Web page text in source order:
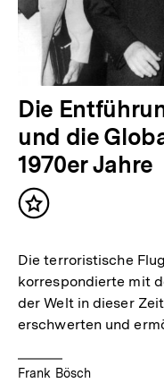
Die
und die
1970er Jahre
Inhalt
Die terroristische
korrespondierte mit
der Welt in dieser
erschwerten und
Frank Bösch